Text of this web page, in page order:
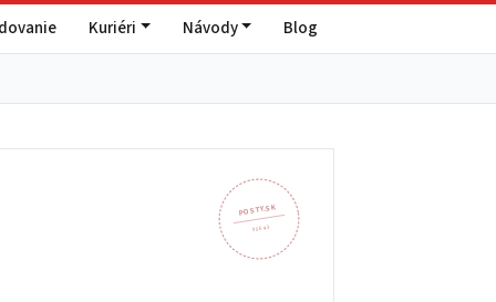
Kuriéri Návody Blog
POSTY.SK
956 43